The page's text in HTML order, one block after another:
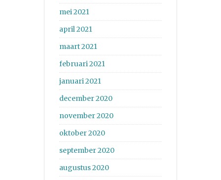
mei 2021
april 2021
maart 2021
februari 2021
januari 2021
december 2020
november 2020
oktober 2020
september 2020
augustus 2020